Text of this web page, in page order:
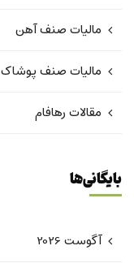
مالیات صنف آهن
مالیات صنف پوشاک
مقالات رهافام
بایگانی‌ها
آگوست 2026